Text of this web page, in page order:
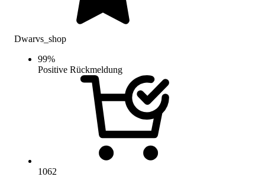
Dwarvs_shop
99%
Positive Rückmeldung
1062